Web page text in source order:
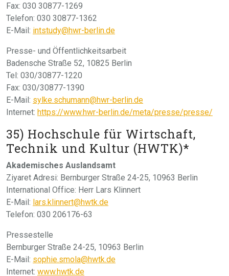
Fax: 030 30877-1269
Telefon: 030 30877-1362
E-Mail: intstudy@hwr-berlin.de
Presse- und Öffentlichkeitsarbeit
Badensche Straße 52, 10825 Berlin
Tel: 030/30877-1220
Fax: 030/30877-1390
E-Mail: sylke.schumann@hwr-berlin.de
Internet: https://www.hwr-berlin.de/meta/presse/presse/
35) Hochschule für Wirtschaft,
Technik und Kultur (HWTK)*
Akademisches Auslandsamt
Ziyaret Adresi: Bernburger Straße 24-25, 10963 Berlin
International Office: Herr Lars Klinnert
E-Mail: lars.klinnert@hwtk.de
Telefon: 030 206176-63
Pressestelle
Bernburger Straße 24-25, 10963 Berlin
E-Mail: sophie.smola@hwtk.de
Internet: www.hwtk.de